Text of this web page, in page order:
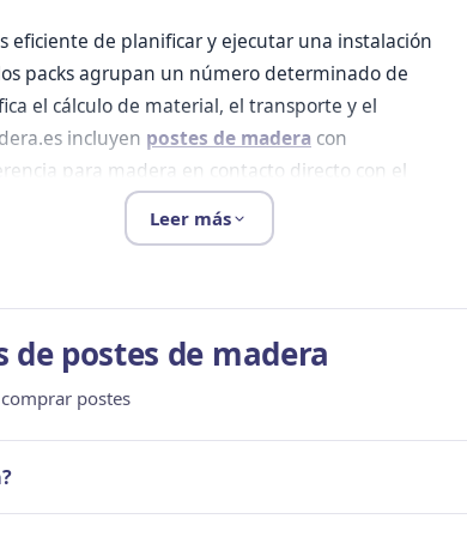
eficiente de planificar y ejecutar una instalación
packs agrupan un número determinado de
el cálculo de material, el transporte y el
incluyen postes de madera con
para madera en contacto directo con el
calcularlo antes de
total a cubrir, la separación entre postes y
de dirección.
postes) + 1
Leer más
postes de madera
postes